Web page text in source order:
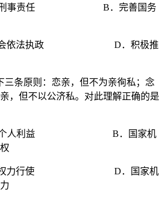
追究刑事责任 B．完善国务
常委会依法执政 D．积极推
三条原则：恋亲，但不为亲徇私；念
，但不以公济私。对此理解正确的是
放弃个人利益 B．国家机
部的权力行使 D．国家机